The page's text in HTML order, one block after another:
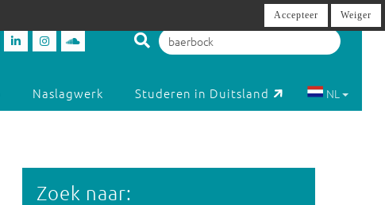
Naslagwerk Studeren in Duitsland NL
Zoek naar:
Accepteer Weiger